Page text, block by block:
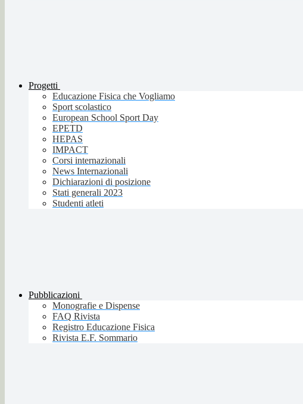
Progetti
Educazione Fisica che Vogliamo
Sport scolastico
European School Sport Day
EPETD
HEPAS
IMPACT
Corsi internazionali
News Internazionali
Dichiarazioni di posizione
Stati generali 2023
Studenti atleti
Pubblicazioni
Monografie e Dispense
FAQ Rivista
Registro Educazione Fisica
Rivista E.F. Sommario